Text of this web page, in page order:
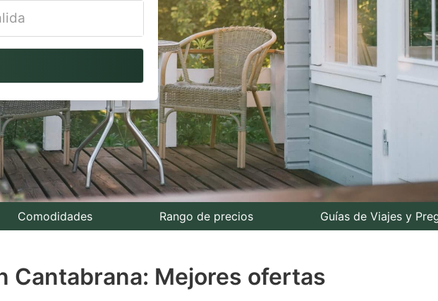
Comodidades Rango de precios Guías de Viajes y
Cantabrana: Mejores ofertas